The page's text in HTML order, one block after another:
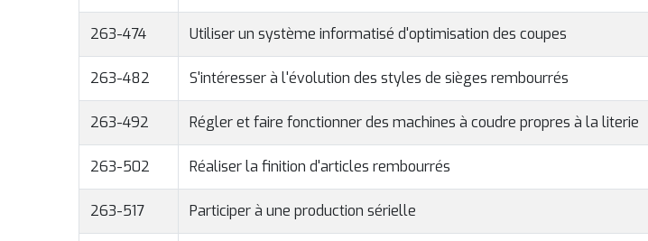
263-474 Utiliser un système informatisé d'optimisation des coupes
263-482 S'intéresser à l'évolution des styles de sièges rembourrés
263-492 Régler et faire fonctionner des machines à coudre propres à la literie
263-502 Réaliser la finition d'articles rembourrés
263-517 Participer à une production sérielle